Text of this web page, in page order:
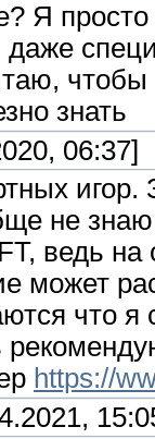
Я
даже
чтобы
знать
06:37]
не знаю
ведь
может
что
https://